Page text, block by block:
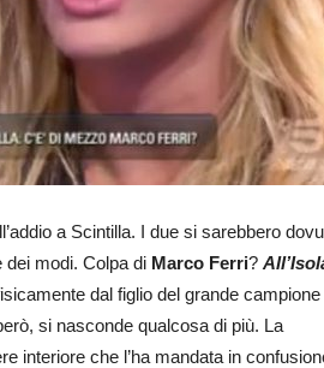
a Scintilla. I due si sarebbero
dei modi. Colpa di Marco Ferri?
dal figlio del grande campione
si nasconde qualcosa di più. La
interiore che l’ha mandata in